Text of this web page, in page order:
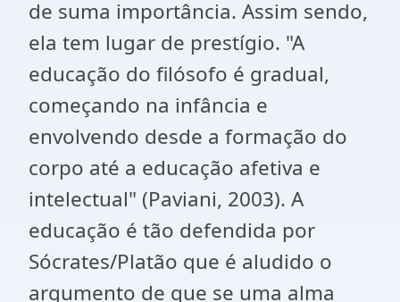
de suma importância. Assim sendo,
ela tem lugar de prestígio. "A
educação do filósofo é gradual,
começando na infância e
envolvendo desde a formação do
corpo até a educação afetiva e
intelectual" (Paviani, 2003). A
educação é tão defendida por
Sócrates/Platão que é aludido o
argumento de que se uma alma